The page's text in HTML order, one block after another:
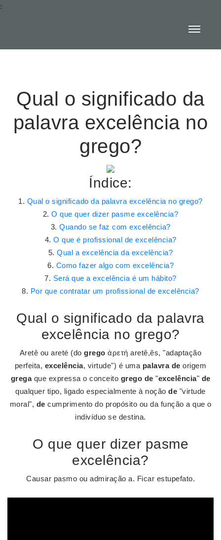
:
Qual o significado da
palavra excelência no
grego?
Índice:
Qual o significado da palavra excelência no grego?
O que quer dizer pasme excelência?
Quando se faz com excelência?
O que é profissional de excelência?
Qual a excelência da excelência?
Como fazer algo com excelência?
Será que a excelência é um hábito?
Por que contratar um profissional de excelência?
Qual o significado da palavra
excelência no grego?
Aretê ou areté (dogrego ἀρετή aretê,ês, "adaptação
perfeita, excelência, virtude") é uma palavra de origem
gregaque expressa o conceito grego de "excelência" de
qualquer tipo, ligado especialmente à noçãode "virtude
moral", de cumprimento do propósito ou da função a que o
indivíduo se destina.
O que quer dizer pasme
excelência?
Causar pasmo ou admiração a. Ficar estupefato.